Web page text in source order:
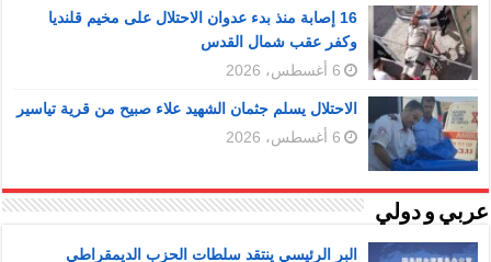
16 إصابة منذ بدء عدوان الاحتلال على مخيم قلنديا
وكفر عقب شمال القدس
6 أغسطس، 2026
الاحتلال يسلم جثمان الشهيد علاء صبيح من قرية تياسير
6 أغسطس، 2026
عربي و دولي
البر الرئيسي ينتقد سلطات الحزب الديمقراطي